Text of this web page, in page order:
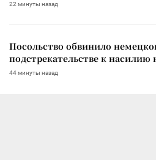
22 минуты назад
Посольство обвинило
подстрекательстве к насилию
44 минуты назад